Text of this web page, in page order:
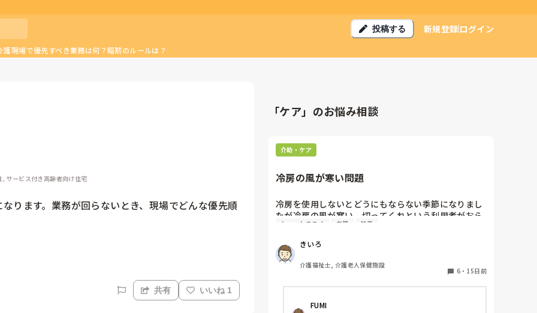
投稿する 新規登録ログイン
護現場で優先すべき業務は何？暗黙のルールは？
サービス付き高齢者向け住宅
ります。業務が回らないとき、現場でどんな優先順
共有 いいね 1
「ケア」のお悩み相談
介助・ケア
冷房の風が寒い問題
冷房を使用しないとどうにもならない季節になりまし
たが冷房の風が寒い。切ってくれという利用者がおら
れます。利用者の居室はなんとか風量、風向き設定で
る広いスペースには大型のエアコンが設置してあり風
量設定しても寒いと訴えられる方がたくさんおられま
みなさんはそういう場合、どういう対策をとっておら
ださい。
ショートステイ 老健 特養
きいろ
介護福祉士, 介護老人保健施設
6・ 15日前
FUMI